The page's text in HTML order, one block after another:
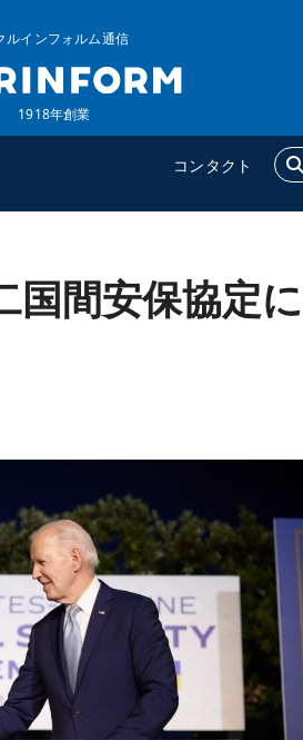
ルインフォルム通信
1918年創業
コンタクト
追加
特集
国間安保協定に